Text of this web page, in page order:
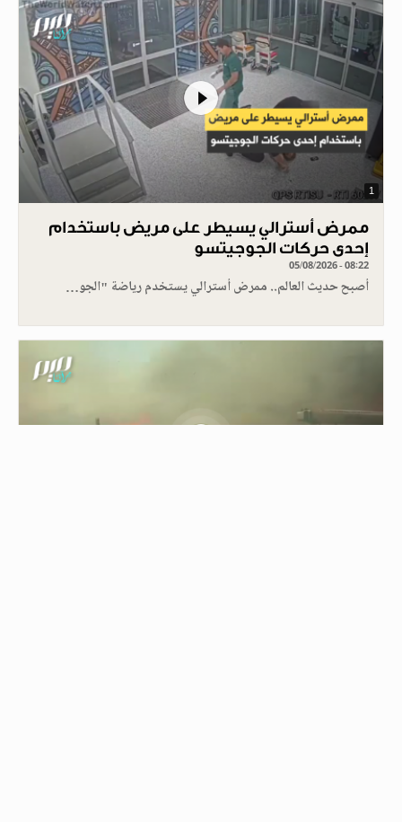
1
ممرض أسترالي يسيطر على مريض باستخدام
إحدى حركات الجوجيتسو
05/08/2026 - 08:22
أصبح حديث العالم.. ممرض أسترالي يستخدم رياضة "الجو…